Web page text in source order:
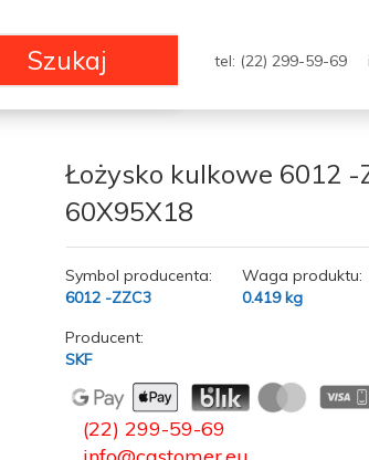
Szukaj tel: (22) 299-59-69
Łożysko kulkowe 6012 -
60X95X18
Symbol producenta:
6012 -ZZC3
Waga produktu:
0.419 kg
Producent:
SKF
(22) 299-59-69